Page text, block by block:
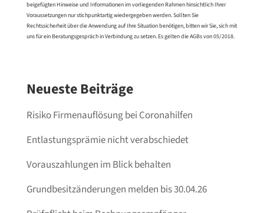
beigefügten Hinweise und Informationen im vorliegenden Rahmen hinsichtlich Ihrer
Voraussetzungen nur stichpunktartig wiedergegeben werden. Sollten Sie
Rechtssicherheit über die Anwendung auf Ihre Situation benötigen, bitten wir Sie, sich mit
uns für ein Beratungsgespräch in Verbindung zu setzen. Es gelten die AGBs von 05/2018.
Neueste Beiträge
Risiko Firmenauflösung bei Coronahilfen
Entlastungsprämie nicht verabschiedet
Vorauszahlungen im Blick behalten
Grundbesitzänderungen melden bis 30.04.26